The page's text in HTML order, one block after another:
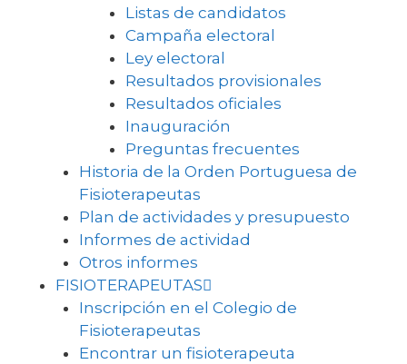
Listas de candidatos
Campaña electoral
Ley electoral
Resultados provisionales
Resultados oficiales
Inauguración
Preguntas frecuentes
Historia de la Orden Portuguesa de
Fisioterapeutas
Plan de actividades y presupuesto
Informes de actividad
Otros informes
FISIOTERAPEUTAS
Inscripción en el Colegio de
Fisioterapeutas
Encontrar un fisioterapeuta